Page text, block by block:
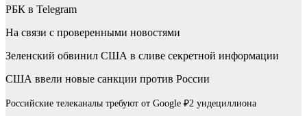
РБК в Telegram
На связи с проверенными новостями
Зеленский обвинил США в сливе секретной информации
США ввели новые санкции против России
Российские телеканалы требуют от Google ₽2 ундециллиона